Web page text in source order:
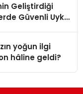
Geliştirdiği
Güvenli Uyku
yoğun ilgi
hâline geldi?